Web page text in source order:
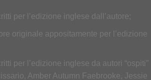
per l’edizione inglese dall’autore;
originale appositamente per l’edizione
per l’edizione inglese da autori “ospiti”
Amber Autumn Faebrooke, Jessie